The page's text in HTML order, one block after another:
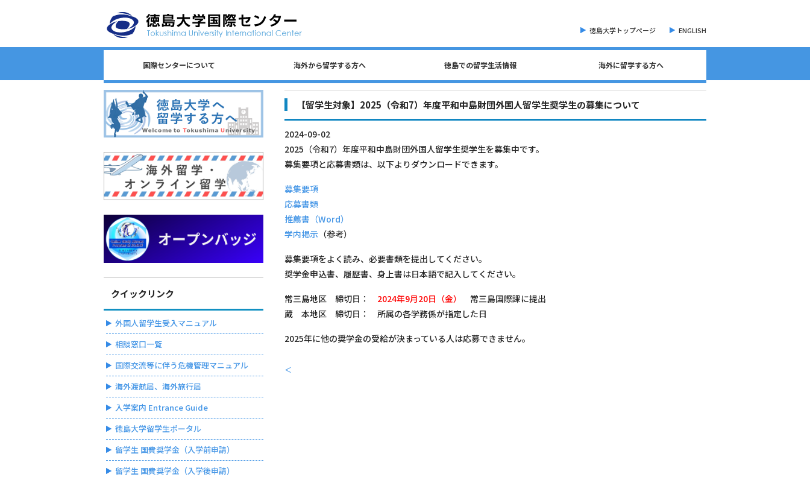
徳島大学トップページ ENGLISH
国際センターについて
国際センターについて
センター長からのごあいさつ
国際センターのロゴについて
沿革
日本語教育/Japanese Program
相談窓口一覧
スタッフ一覧
国際課連絡先
海外から留学する方へ 徳島での留学生活情報 海外に留学する方へ
【留学生対象】2025（令和7）年度平和中島財団外国人留学生奨学生の募集について
2024-09-02
2025（令和7）年度平和中島財団外国人留学生奨学生を募集中です。
募集要項と応募書類は、以下よりダウンロードできます。
募集要項
応募書類
推薦書（Word）
学内掲示 （参考）
募集要項をよく読み、必要書類を提出してください。
奨学金申込書、履歴書、身上書は日本語で記入してください。
常三島地区 締切日： 2024年9月20日（金）
常三島国際課に提出
蔵 本地区 締切日： 所属の各学務係が指定した日
2025年に他の奨学金の受給が決まっている人は応募できません。
＜
クイックリンク
外国人留学生受入マニュアル
相談窓口一覧
国際交流等に伴う危機管理マニュアル
海外渡航届、海外旅行届
入学案内 Entrance Guide
徳島大学留学生ポータル
留学生 国費奨学金（入学前申請）
留学生 国費奨学金（入学後申請）